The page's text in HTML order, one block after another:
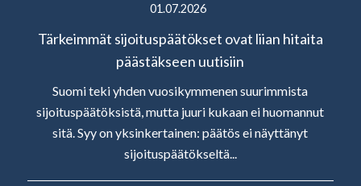
01.07.2026
Tärkeimmät sijoituspäätökset ovat liian hitaita
päästäkseen uutisiin
Suomi teki yhden vuosikymmenen suurimmista
sijoituspäätöksistä, mutta juuri kukaan ei huomannut
sitä. Syy on yksinkertainen: päätös ei näyttänyt
sijoituspäätökseltä...